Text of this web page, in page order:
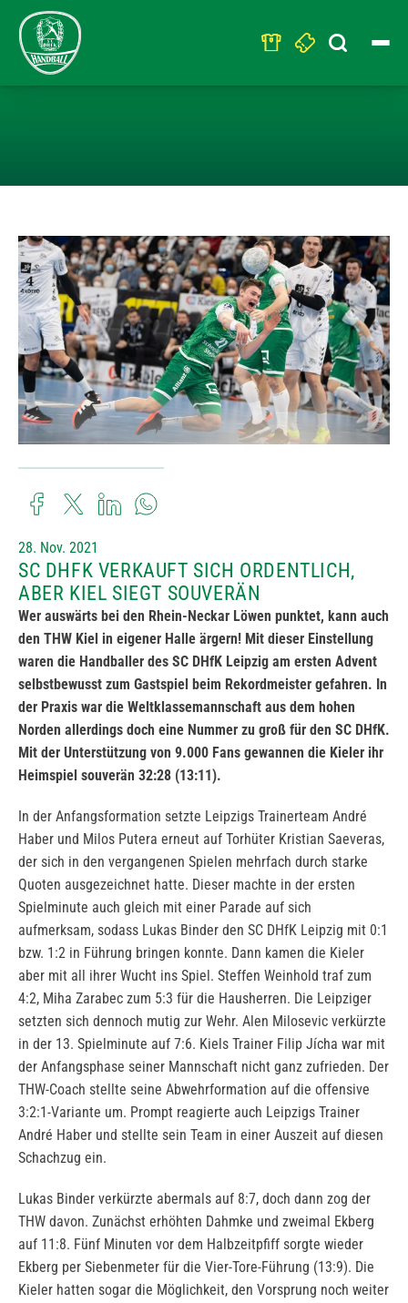
Search
for:
28. Nov. 2021
SC DHFK VERKAUFT SICH ORDENTLICH,
ABER KIEL SIEGT SOUVERÄN
Wer auswärts bei den Rhein-Neckar Löwen punktet, kann auch
den THW Kiel in eigener Halle ärgern! Mit dieser Einstellung
waren die Handballer des SC DHfK Leipzig am ersten Advent
selbstbewusst zum Gastspiel beim Rekordmeister gefahren. In
der Praxis war die Weltklassemannschaft aus dem hohen
Norden allerdings doch eine Nummer zu groß für den SC DHfK.
Mit der Unterstützung von 9.000 Fans gewannen die Kieler ihr
Heimspiel souverän 32:28 (13:11).
In der Anfangsformation setzte Leipzigs Trainerteam André
Haber und Milos Putera erneut auf Torhüter Kristian Saeveras,
der sich in den vergangenen Spielen mehrfach durch starke
Quoten ausgezeichnet hatte. Dieser machte in der ersten
Spielminute auch gleich mit einer Parade auf sich
aufmerksam, sodass Lukas Binder den SC DHfK Leipzig mit 0:1
bzw. 1:2 in Führung bringen konnte. Dann kamen die Kieler
aber mit all ihrer Wucht ins Spiel. Steffen Weinhold traf zum
4:2, Miha Zarabec zum 5:3 für die Hausherren. Die Leipziger
setzten sich dennoch mutig zur Wehr. Alen Milosevic verkürzte
in der 13. Spielminute auf 7:6. Kiels Trainer Filip Jícha war mit
der Anfangsphase seiner Mannschaft nicht ganz zufrieden. Der
THW-Coach stellte seine Abwehrformation auf die offensive
3:2:1-Variante um. Prompt reagierte auch Leipzigs Trainer
André Haber und stellte sein Team in einer Auszeit auf diesen
Schachzug ein.
Lukas Binder verkürzte abermals auf 8:7, doch dann zog der
THW davon. Zunächst erhöhten Dahmke und zweimal Ekberg
auf 11:8. Fünf Minuten vor dem Halbzeitpfiff sorgte wieder
Ekberg per Siebenmeter für die Vier-Tore-Führung (13:9). Die
Kieler hatten sogar die Möglichkeit, den Vorsprung noch weiter